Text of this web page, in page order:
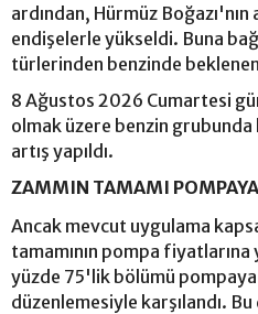
ardından, Hürmüz Boğazı'nın
endişelerle yükseldi. Buna
türlerinden benzinde
8 Ağustos 2026 Cumartesi
olmak üzere benzin
artış yapıldı.
ZAMMIN TAMAMI
Ancak mevcut uygulama
tamamının pompa fiyatlarına
yüzde 75'lik bölümü pompaya
düzenlemesiyle karşılandı.